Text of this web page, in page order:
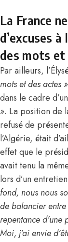
La France
d’excuses à
des mots et
Par ailleurs,
mots et des actes »
dans le cadre
». La position de
refusé de
l’Algérie, était
effet que le
avait tenu la
lors d’un
fond, nous nous
de balancier entre
repentance d’une
Moi, j’ai envie